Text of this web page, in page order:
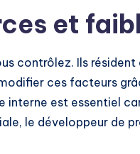
et
contrôlez. Ils
ces facteurs
interne est essentiel
le développeur de